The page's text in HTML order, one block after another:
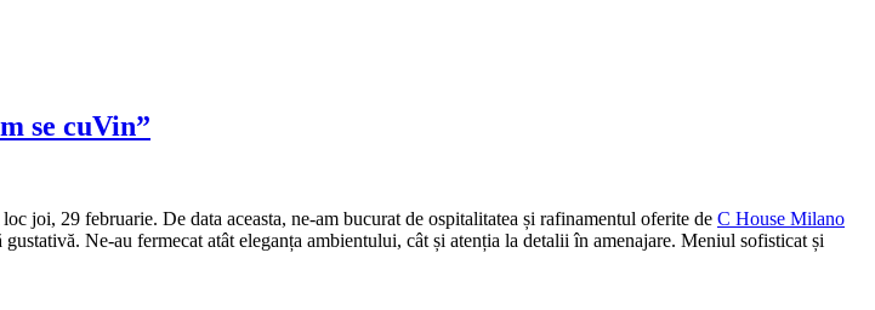
se cuVin”
29 februarie. De data aceasta, ne-am bucurat de ospitalitatea și rafinamentul oferite de C House Milano
Ne-au fermecat atât eleganța ambientului, cât și atenția la detalii în amenajare. Meniul sofisticat și